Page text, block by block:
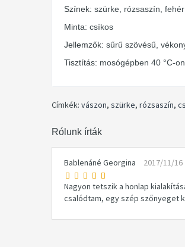
Színek: szürke, rózsaszín, fehér
Minta: csíkos
Jellemzők: sűrű szövésű,
Tisztítás: mosógépben 40 °C-
Címkék: vászon, szürke, rózsaszín,
Rólunk írták
Bablenáné Georgina 2017/11/16
Nagyon tetszik a honlap
csalódtam, egy szép szőnyeget